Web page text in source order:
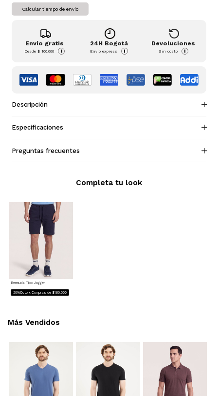
Calcular tiempo de envío
Envío gratis
Desde$ 100.000 i
24H Bogotá
Envío express i
Devoluciones
Sin costo i
Descripción
Especificaciones
Preguntas frecuentes
Bermuda Tipo Jogger
20%Dcto x Compras de $160.000
Completa tu look
Más Vendidos